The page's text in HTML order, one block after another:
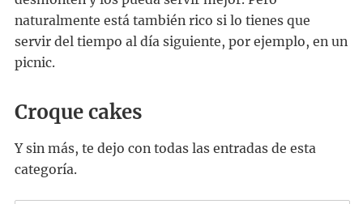
naturalmente está también rico si lo tienes que
servir del tiempo al día siguiente, por ejemplo, en un
picnic.
Croque cakes
Y sin más, te dejo con todas las entradas de esta
categoría.